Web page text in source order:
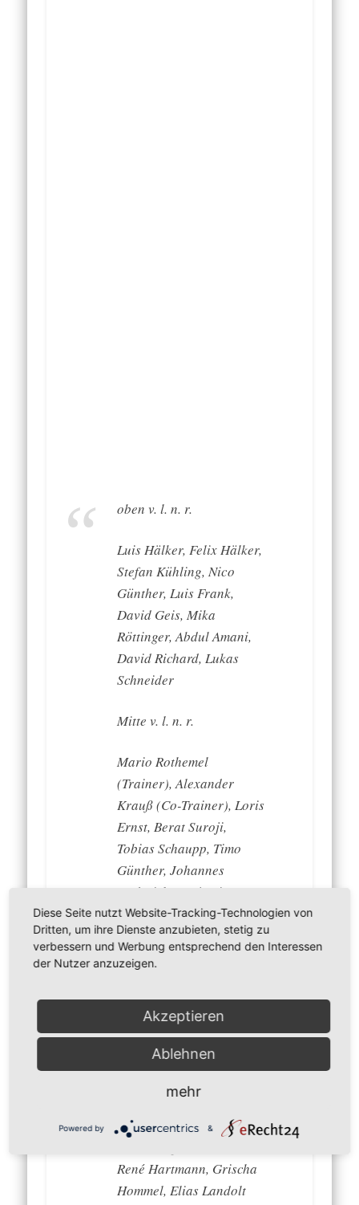
oben v. l. n. r.
Luis Hälker, Felix Hälker,
Stefan Kühling, Nico
Günther, Luis Frank,
David Geis, Mika
Röttinger, Abdul Amani,
David Richard, Lukas
Schneider
Mitte v. l. n. r.
Mario Rothemel
(Trainer), Alexander
Krauß (Co-Trainer), Loris
Ernst, Berat Suroji,
Tobias Schaupp, Timo
Günther, Johannes
Dederich, Benjamin
Glück, Marcel Urbanczyk,
Jonas Hermann, Markus
Zeidler (Torwarttrainer),
(Vorstand Sport)
unten v. l. n. r.
Jonas Sperrle, Antwon
Ramirez, Marcel
Vorbrugg, Till Benkert,
René Hartmann, Grischa
Hommel, Elias Landolt
Diese Seite nutzt Website-Tracking-Technologien von
Dritten, um ihre Dienste anzubieten, stetig zu
verbessern und Werbung entsprechend den Interessen
der Nutzer anzuzeigen.
Akzeptieren
Ablehnen
mehr
Powered by &